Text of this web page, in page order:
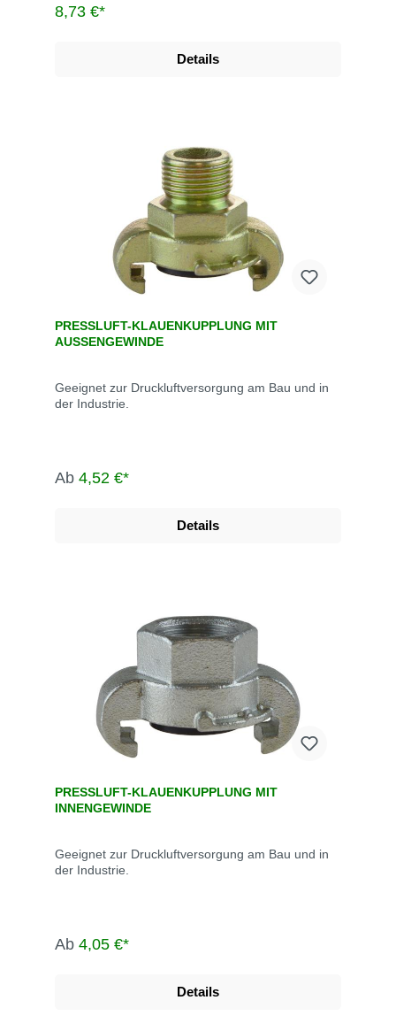
8,73 €*
Details
PRESSLUFT-KLAUENKUPPLUNG MIT
AUSSENGEWINDE
Geeignet zur Druckluftversorgung am Bau und in
der Industrie.
Ab 4,52 €*
Details
PRESSLUFT-KLAUENKUPPLUNG MIT
INNENGEWINDE
Geeignet zur Druckluftversorgung am Bau und in
der Industrie.
Ab 4,05 €*
Details